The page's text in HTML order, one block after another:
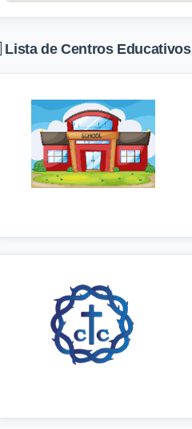
Lista de Centros Educativos